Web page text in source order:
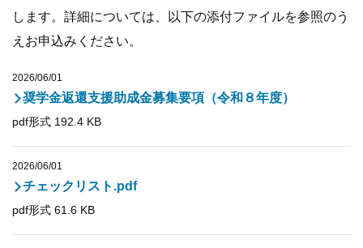
します。詳細については、以下の添付ファイルを参照のう
えお申込みください。
奨学金返還支援助成金募集要項（令和８年度）
pdf形式 192.4 KB
2026/06/01
チェックリスト.pdf
pdf形式 61.6 KB
2026/06/01